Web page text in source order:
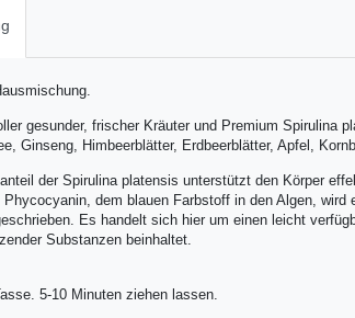
gesunder, frischer Kräuter und Premium Spirulina
Ginseng, Himbeerblätter, Erdbeerblätter, Apfel,
der Spirulina platensis unterstützt den Körper
Phycocyanin, dem blauen Farbstoff in den Algen, wird
Es handelt sich hier um einen leicht
Substanzen beinhaltet.
5-10 Minuten ziehen lassen.